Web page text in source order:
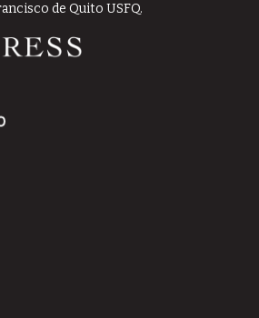
de Quito USFQ.